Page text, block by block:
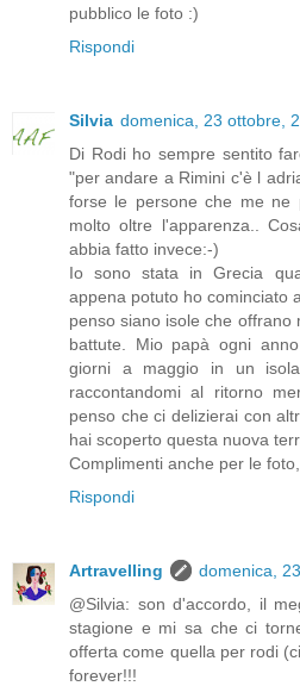
pubblico le foto :)
Rispondi
Silvia domenica, 23 ottobre,
Di Rodi ho sempre sentito
"per andare a Rimini c'è l
forse le persone che me ne
molto oltre l'apparenza..
abbia fatto invece:-)
Io sono stata in Grecia
appena potuto ho cominciato
penso siano isole che
battute. Mio papà ogni
giorni a maggio in un
raccontandomi al ritorno
penso che ci delizierai con
hai scoperto questa nuova
Complimenti anche per le
Rispondi
Artravelling
domenica,
@Silvia: son d'accordo, il
stagione e mi sa che ci
offerta come quella per rodi
forever!!!